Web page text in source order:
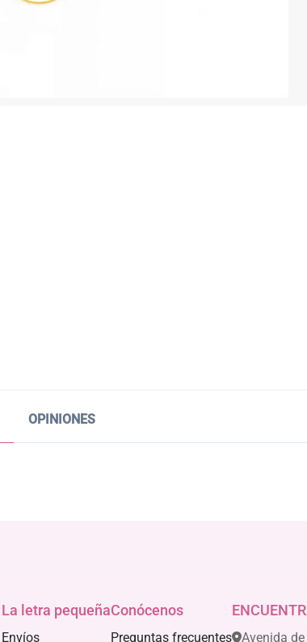
OPINIONES
La letra pequeña
Envíos
Conócenos
Preguntas frecuentes Avenida